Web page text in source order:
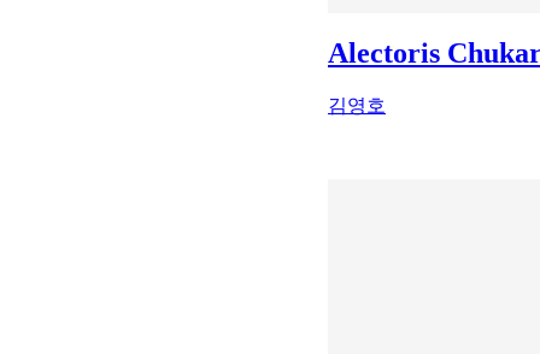
Alectoris
김영호